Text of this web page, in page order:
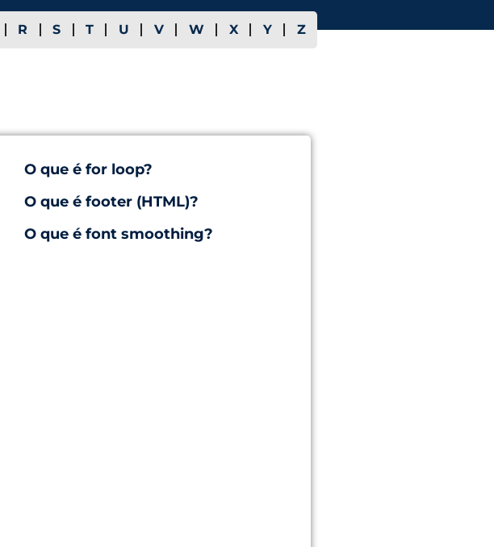
R S T U V W X Y Z
O que é for loop?
O que é footer (HTML)?
O que é font smoothing?